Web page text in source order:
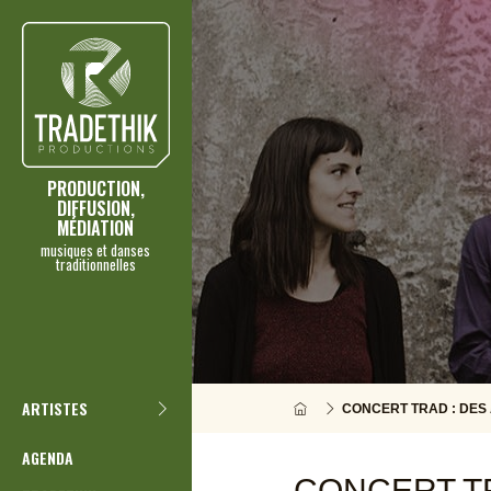
PRODUCTION,
DIFFUSION,
MÉDIATION
musiques et danses
traditionnelles
ARTISTES
AGENDA
CONCERT TRAD :